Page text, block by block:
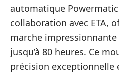
automatique
collaboration avec ETA,
marche
jusqu’à 80 heures. Ce
précision exceptionnelle